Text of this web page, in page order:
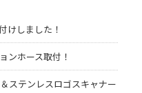
けしました！
ンホース取付！
ステンレスロゴスキャナー